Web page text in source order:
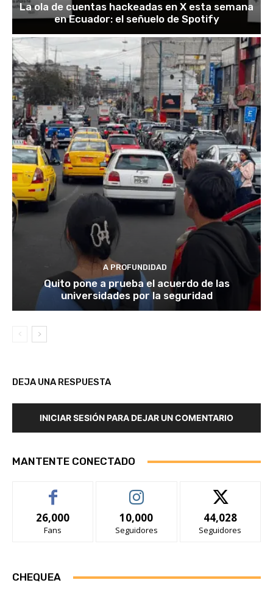
La ola de cuentas hackeadas en X esta semana
en Ecuador: el señuelo de Spotify
A PROFUNDIDAD
Quito pone a prueba el acuerdo de las
universidades por la seguridad
DEJA UNA RESPUESTA
INICIAR SESIÓN PARA DEJAR UN COMENTARIO
MANTENTE CONECTADO
26,000
Fans
10,000
Seguidores
44,028
Seguidores
CHEQUEA